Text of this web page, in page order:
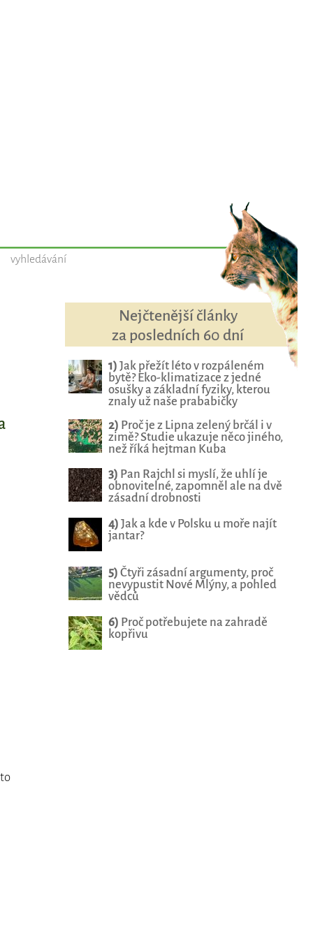
vyhledávání
Nejčtenější články
za posledních 60 dní
1) Jak přežít léto v rozpáleném
bytě? Eko-klimatizace z jedné
osušky a základní fyziky, kterou
znaly už naše prababičky
2) Proč je z Lipna zelený brčál i v
zimě? Studie ukazuje něco jiného,
než říká hejtman Kuba
3) Pan Rajchl si myslí, že uhlí je
obnovitelné, zapomněl ale na dvě
zásadní drobnosti
4) Jak a kde v Polsku u moře najít
jantar?
5) Čtyři zásadní argumenty, proč
nevypustit Nové Mlýny, a pohled
vědců
6) Proč potřebujete na zahradě
kopřivu